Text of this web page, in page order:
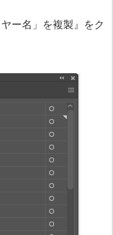
ー名」を複製』をク